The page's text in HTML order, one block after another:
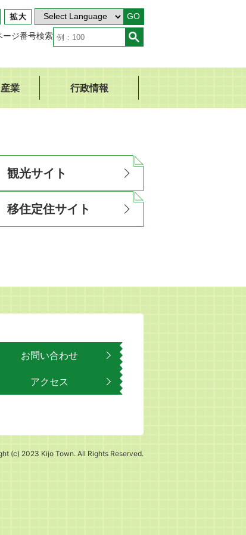
GO
ージ番号検索
業 行政情報
観光サイト
移住定住サイト
お問い合わせ
アクセス
(c) 2023 Kijo Town. All Rights Reserved.